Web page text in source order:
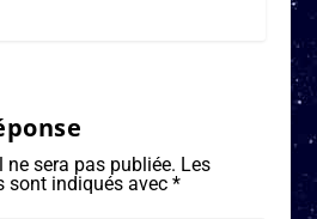
ne sera pas publiée. Les
sont indiqués avec *